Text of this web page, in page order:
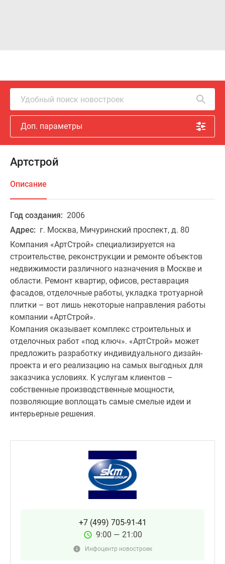
Удобный поиск новостроек
Доп. параметры
Артстрой
Описание
Год создания: 2006
Адрес: г. Москва, Мичуринский проспект, д. 80
Компания «АртСтрой» специализируется на
строительстве, реконструкции и ремонте объектов
недвижимости различного назначения в Москве и
области. Ремонт квартир, офисов, реставрация
фасадов, отделочные работы, укладка тротуарной
плитки – вот лишь некоторые направления работы
компании «АртСтрой».
Компания оказывает комплекс строительных и
отделочных работ «под ключ». «АртСтрой» может
предложить разработку индивидуального дизайн-
проекта и его реализацию на самых выгодных для
заказчика условиях. К услугам клиентов –
собственные производственные мощности,
позволяющие воплощать самые смелые идеи и
интерьерные решения.
+7 (499) 705-91-41
9:00 — 21:00
Инфоцентр новостроек